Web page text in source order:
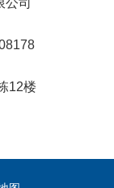
公司
12楼